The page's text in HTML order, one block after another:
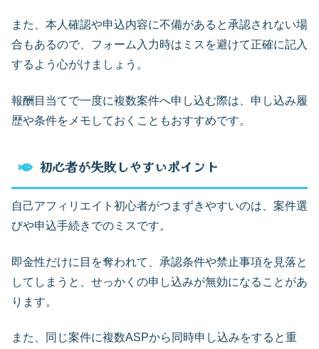
また、本人確認や申込内容に不備があると承認されない場
合もあるので、フォーム入力時はミスを避けて正確に記入
するよう心がけましょう。
報酬目当てで一度に複数案件へ申し込む際は、申し込み履
歴や条件をメモしておくこともおすすめです。
初心者が失敗しやすいポイント
自己アフィリエイト初心者がつまずきやすいのは、案件選
びや申込手続きでのミスです。
即金性だけに目を奪われて、承認条件や禁止事項を見落と
してしまうと、せっかくの申し込みが無効になることがあ
ります。
また、同じ案件に複数ASPから同時申し込みをすると重